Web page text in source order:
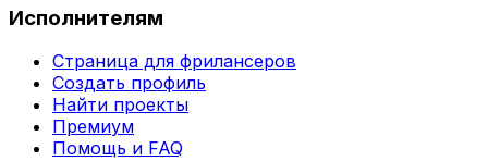
Исполнителям
Страница для фрилансеров
Создать профиль
Найти проекты
Премиум
Помощь и FAQ